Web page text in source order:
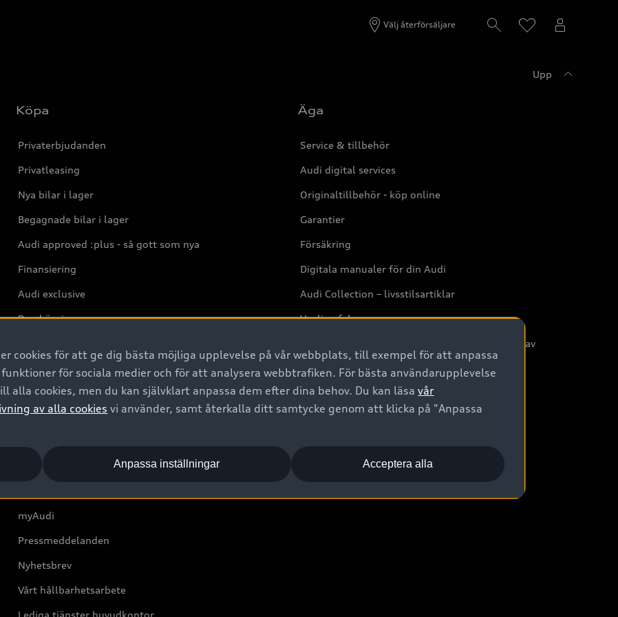
Välj återförsäljare
Upp
Köpa
Privaterbjudanden
Privatleasing
Nya bilar i lager
Begagnade bilar i lager
Audi approved :plus - så gott som nya
Finansiering
Audi exclusive
Provkörning
Äga
Service & tillbehör
Audi digital services
Originaltillbehör - köp online
Garantier
Försäkring
Digitala manualer för din Audi
Audi Collection – livsstilsartiklar
Vanliga frågor
2G/3G nätet stängs ned - Hur påverkas min bil av
detta?
Om Audi Sverige
Boka Service online
myAudi
Pressmeddelanden
Nyhetsbrev
Vårt hållbarhetsarbete
Lediga tjänster huvudkontor
cookies för att ge dig bästa möjliga upplevelse på vår webbplats, till exempel för att anpassa
för sociala medier och för att analysera webbtrafiken. För bästa användarupplevelse
alla cookies, men du kan självklart anpassa dem efter dina behov. Du kan läsavår
av alla cookies vi använder, samt återkalla ditt samtycke genom att klicka på "Anpassa
Acceptera alla
Anpassa inställningar